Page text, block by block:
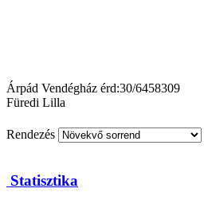
Árpád Vendégház érd:30/6458309
Füredi Lilla
Rendezés
Statisztika